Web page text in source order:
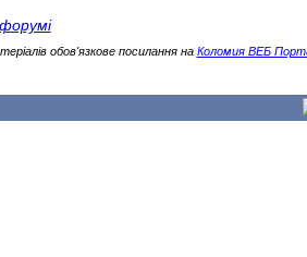
форумі
обов'язкове посилання на Коломия ВЕБ